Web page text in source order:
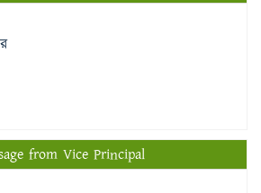
from Vice Principal